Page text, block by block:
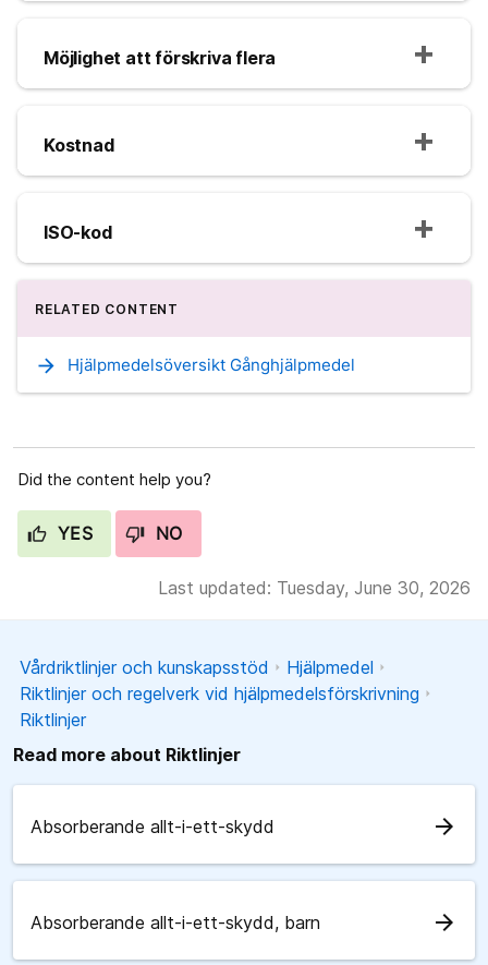
Möjlighet att förskriva flera
Kostnad
ISO-kod
RELATED CONTENT
arrow_forward Hjälpmedelsöversikt Gånghjälpmedel
Did the content help you?
YES NO
Last updated: Tuesday, June 30, 2026
Vårdriktlinjer och kunskapsstöd
Hjälpmedel
Riktlinjer och regelverk vid hjälpmedelsförskrivning
Riktlinjer
Read more about Riktlinjer
Absorberande allt-i-ett-skydd arrow_forward
Absorberande allt-i-ett-skydd, barn arrow_forward